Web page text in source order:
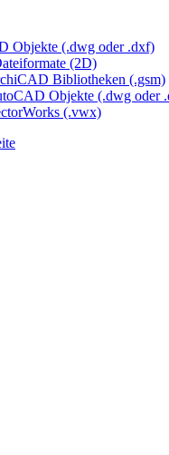
Objekte (.dwg oder .dxf)
(2D)
Bibliotheken (.gsm)
Objekte (.dwg oder
(.vwx)